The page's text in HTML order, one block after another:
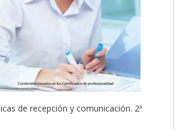
de recepción y comunicación. 2ª